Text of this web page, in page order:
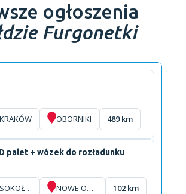
ogłoszenia
Furgonetki
KRAKÓW OBORNIKI 489 km
palet + wózek do rozładunku
SOKOŁÓW NOWE OPOLE 102 km